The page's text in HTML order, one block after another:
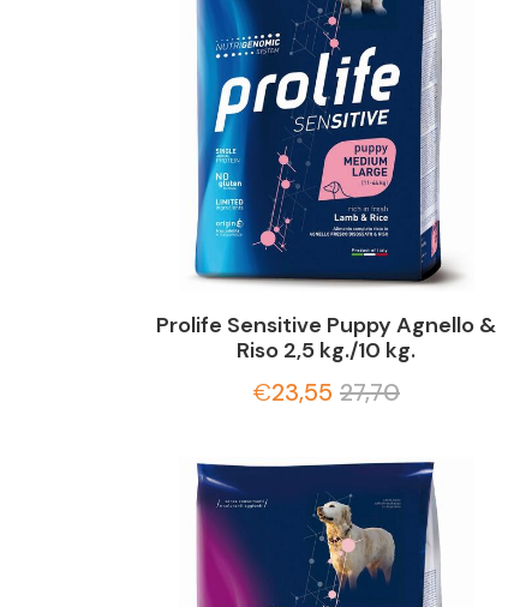
Prolife Sensitive Puppy Agnello &
Riso 2,5 kg./10 kg.
€23,55 27,70